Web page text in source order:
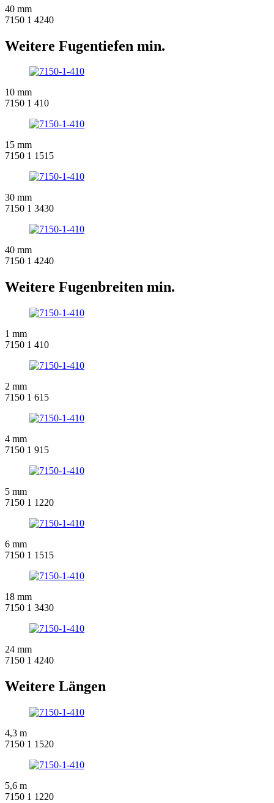
40 mm
7150 1 4240
Weitere Fugentiefen min.
10 mm
7150 1 410
15 mm
7150 1 1515
30 mm
7150 1 3430
40 mm
7150 1 4240
Weitere Fugenbreiten min.
1 mm
7150 1 410
2 mm
7150 1 615
4 mm
7150 1 915
5 mm
7150 1 1220
6 mm
7150 1 1515
18 mm
7150 1 3430
24 mm
7150 1 4240
Weitere Längen
4,3 m
7150 1 1520
5,6 m
7150 1 1220